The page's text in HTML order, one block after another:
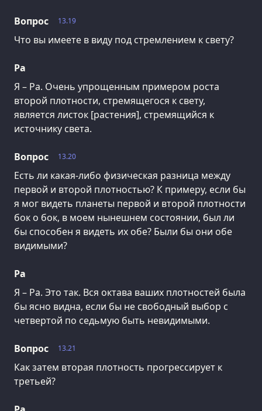
13.19
Вопрос
Что вы имеете в виду под стремлением к свету?
Ра
Я – Ра. Очень упрощенным примером роста
второй плотности, стремящегося к свету,
является листок [растения], стремящийся к
источнику света.
13.20
Вопрос
Есть ли какая-либо физическая разница между
первой и второй плотностью? К примеру, если бы
я мог видеть планеты первой и второй плотности
бок о бок, в моем нынешнем состоянии, был ли
бы способен я видеть их обе? Были бы они обе
видимыми?
Ра
Я – Ра. Это так. Вся октава ваших плотностей была
бы ясно видна, если бы не свободный выбор с
четвертой по седьмую быть невидимыми.
13.21
Вопрос
Как затем вторая плотность прогрессирует к
третьей?